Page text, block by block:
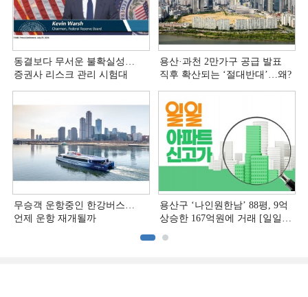
동결보다 무서운 불확실성…
증권사 리스크 관리 시험대
용산·과천 2만가구 공급 발표
직후 확산되는 ‘절대반대’…왜?
무승객 운항중인 한강버스…
언제 운항 재개될까
용산구 ‘나인원한남’ 88평, 9억
상승한 167억원에 거래 [일일